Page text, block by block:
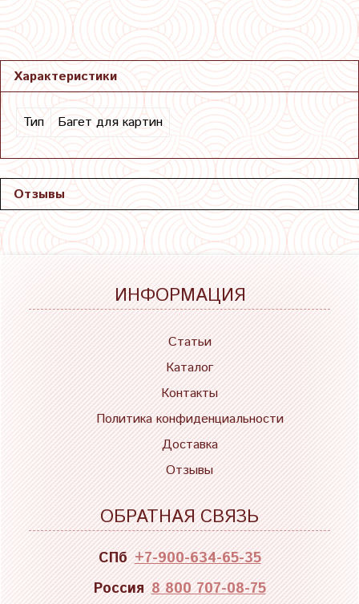
Характеристики
Тип Багет для картин
Отзывы
ИНФОРМАЦИЯ
Статьи
Каталог
Контакты
Политика конфиденциальности
Доставка
Отзывы
ОБРАТНАЯ СВЯЗЬ
СПб +7-900-634-65-35
Россия 8 800 707-08-75